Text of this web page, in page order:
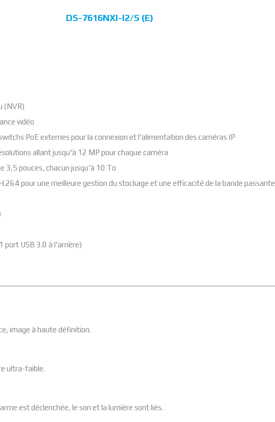
DS-7616NXI-I2/S (E)
(NVR)
vidéo
PoE externes pour la connexion et l'alimentation des caméras IP
allant jusqu'à 12 MP pour chaque caméra
3,5 pouces, chacun jusqu'à 10 To
pour une meilleure gestion du stockage et une efficacité de la bande passante
port USB 3.0 à l'arrière)
image à haute définition.
ultra-faible.
est déclenchée, le son et la lumière sont liés.